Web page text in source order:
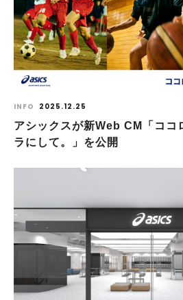
INFO 2025.12.25
アシックスが新Web CM「ココ
ラにして。」を公開